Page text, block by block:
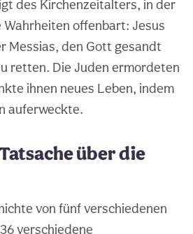
des Kirchenzeitalters, in der
Wahrheiten offenbart: Jesus
Messias, den Gott gesandt
retten. Die Juden ermordeten
ihnen neues Leben, indem
auferweckte.
über die
von fünf verschiedenen
verschiedene